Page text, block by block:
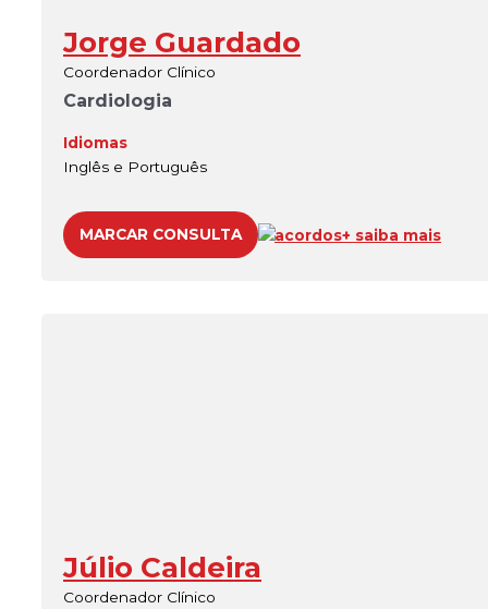
Jorge Guardado
Coordenador Clínico
Cardiologia
Idiomas
Inglês e Português
MARCAR CONSULTA acordos+ saiba mais
Júlio Caldeira
Coordenador Clínico